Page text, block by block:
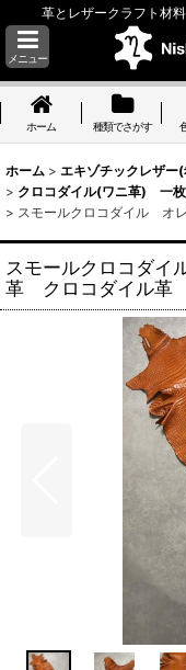
革とレザークラフト材
メニュー
ホーム 種類でさがす
ホーム > エキゾチックレザー
> クロコダイル(ワニ革) 一
> スモールクロコダイル
スモールクロコダ
革 クロコダイル革